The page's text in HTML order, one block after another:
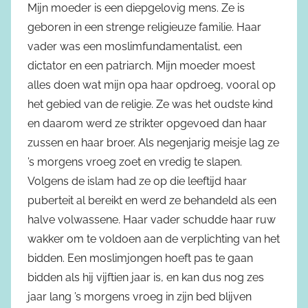
Mijn moeder is een diepgelovig mens. Ze is
geboren in een strenge religieuze familie. Haar
vader was een moslimfundamentalist, een
dictator en een patriarch. Mijn moeder moest
alles doen wat mijn opa haar opdroeg, vooral op
het gebied van de religie. Ze was het oudste kind
en daarom werd ze strikter opgevoed dan haar
zussen en haar broer. Als negenjarig meisje lag ze
’s morgens vroeg zoet en vredig te slapen.
Volgens de islam had ze op die leeftijd haar
puberteit al bereikt en werd ze behandeld als een
halve volwassene. Haar vader schudde haar ruw
wakker om te voldoen aan de verplichting van het
bidden. Een moslimjongen hoeft pas te gaan
bidden als hij vijftien jaar is, en kan dus nog zes
jaar lang ’s morgens vroeg in zijn bed blijven